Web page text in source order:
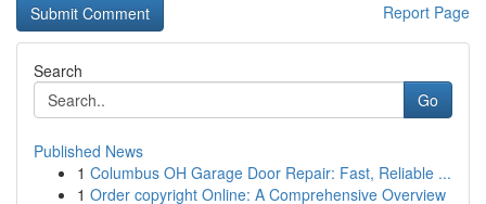
Report Page
Search
Go
Published News
1 Columbus OH Garage Door Repair: Fast, Reliable ...
1 Order copyright Online: A Comprehensive Overview